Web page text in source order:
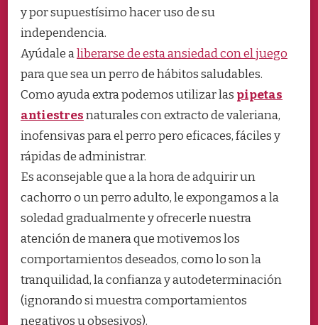
y por supuestísimo hacer uso de su
independencia.
Ayúdale aliberarse de esta ansiedad con el juego
para que sea un perro de hábitos saludables.
Como ayuda extra podemos utilizar las pipetas
antiestresnaturales con extracto de valeriana,
inofensivas para el perro pero eficaces, fáciles y
rápidas de administrar.
Es aconsejable que a la hora de adquirir un
cachorro o un perro adulto, le expongamos a la
soledad gradualmente y ofrecerle nuestra
atención de manera que motivemos los
comportamientos deseados, como lo son la
tranquilidad, la confianza y autodeterminación
(ignorando si muestra comportamientos
negativos u obsesivos).